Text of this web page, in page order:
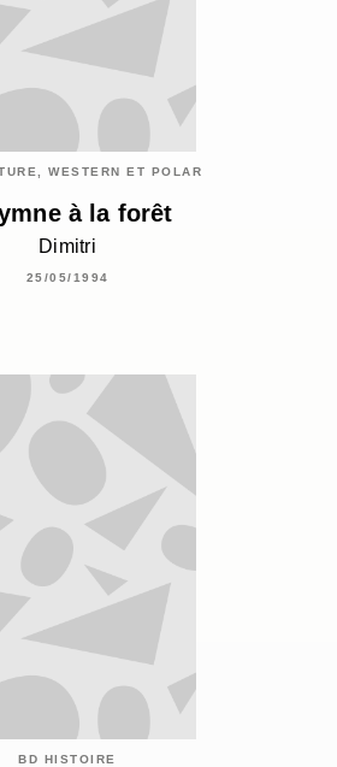
WESTERN ET POLAR
à la forêt
Dimitri
25/05/1994
BD HISTOIRE